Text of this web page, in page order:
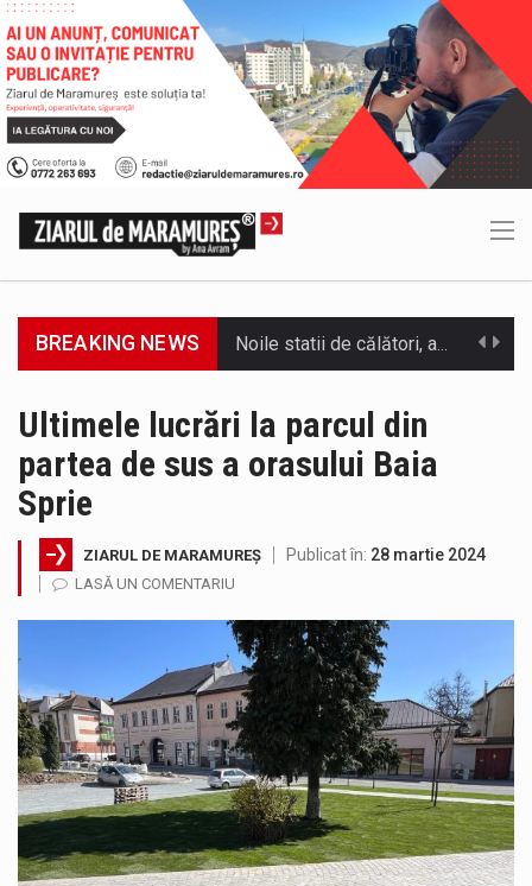
BREAKING NEWS Tot mai multi băimăreni semnalează prezența cersetorilor de etnie romă pe raza municipiului. Orasul este la propriu impânzit de ei…
Vremea va fi caniculară. Disconfortul termic va fi accentuat, iar indicele temperatură-umezeală (ITU) va depăși pragul critic de 80 de…
A fost finalizat proiectul care prevede un nou spatiu de joacă pentru copiii din localitatea Tulghieș. Primarul comunei Miresu Mare,…
În acest sfârșit de săptămână, jandarmii maramureșeni vor fi prezenți la manifestările cultural-artistice și sportive care vor avea loc pe…
Proiectul de lege privind Strategia națională pentru conservarea biodiversității a fost din nou dezbătut ieri și în final adoptat de…
Noile statii de călători, achizitionate la preț de garsonieră per bucată, dezamăgesc total cetățenii care folosesc mijloacele de transport în…
Ultimele lucrări la parcul din
partea de sus a orasului Baia
Sprie
ZIARUL DE MARAMUREȘ Publicat în: 28 martie 2024
LASĂ UN COMENTARIU